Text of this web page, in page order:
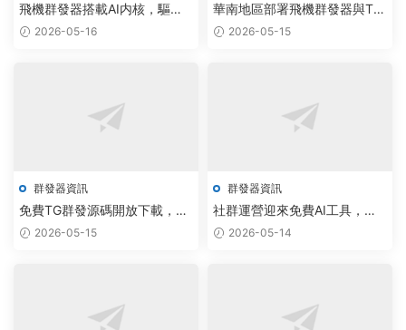
飛機群發器搭載AI内核，驅動
私信工具免費版實現3倍轉化效
2026-05-16
華南地區部署飛機群發器與TG
采集助手，賦能社交運營自動
2026-05-15
群發器資訊
免費TG群發源碼開放下載，飛
機群發器實現300%觸達效率突
2026-05-15
群發器資訊
社群運營迎來免費AI工具，集
成群發與私信功能
2026-05-14